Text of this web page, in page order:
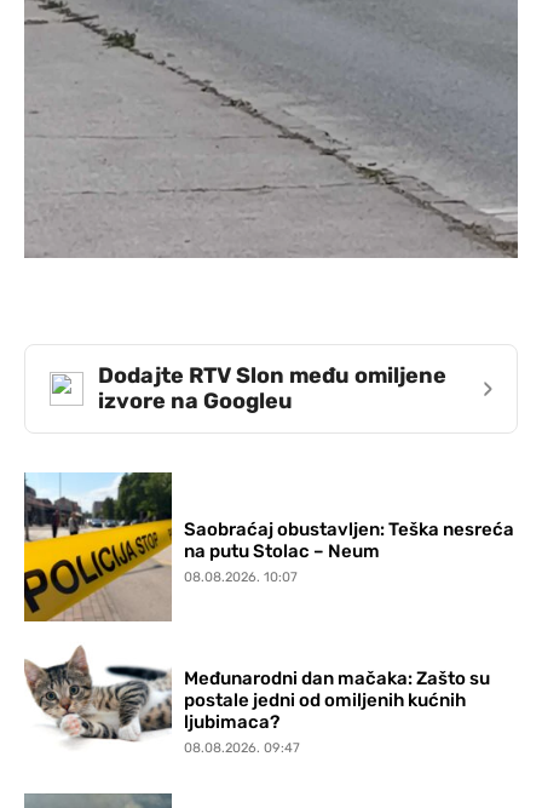
Dodajte RTV Slon među omiljene
izvore na Googleu
›
Saobraćaj obustavljen: Teška nesreća
na putu Stolac – Neum
08.08.2026. 10:07
Međunarodni dan mačaka: Zašto su
postale jedni od omiljenih kućnih
ljubimaca?
08.08.2026. 09:47